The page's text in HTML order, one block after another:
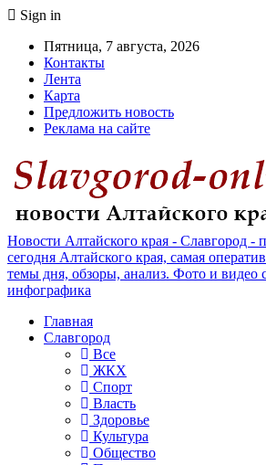
Sign in
Пятница, 7 августа, 2026
Контакты
Лента
Карта
Предложить новость
Реклама на сайте
Новости Алтайского края - Славгород -
сегодня Алтайского края, самая
темы дня, обзоры, анализ. Фото и видео
инфографика
Главная
Славгород
Все
ЖКХ
Спорт
Власть
Здоровье
Культура
Общество